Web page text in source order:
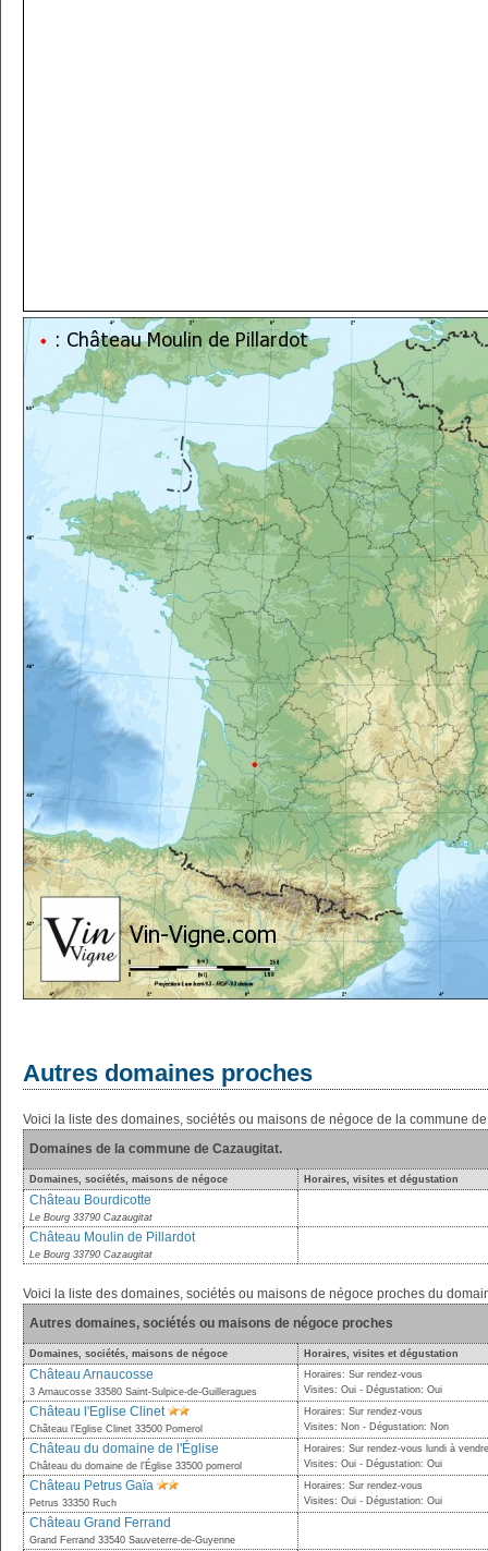
Autres domaines proches
Voici la liste des domaines, sociétés ou maisons de négoce de la commune
Domaines de la commune de Cazaugitat.
Domaines, sociétés, maisons de négoce Horaires, visites et dégustation
Château Bourdicotte
Le Bourg 33790 Cazaugitat
Château Moulin de Pillardot
Le Bourg 33790 Cazaugitat
Voici la liste des domaines, sociétés ou maisons de négoce proches du
Autres domaines, sociétés ou maisons de négoce proches
Domaines, sociétés, maisons de négoce Horaires, visites et dégustation
Château Arnaucosse
3 Arnaucosse 33580 Saint-Sulpice-de-Guilleragues
Horaires: Sur rendez-vous
Visites: Oui - Dégustation: Oui
Château l'Eglise Clinet
Château l'Eglise Clinet 33500 Pomerol
Horaires: Sur rendez-vous
Visites: Non - Dégustation: Non
Château du domaine de l'Église
Château du domaine de l'Église 33500 pomerol
Horaires: Sur rendez-vous lundi à
Visites: Oui - Dégustation: Oui
Château Petrus Gaïa
Petrus 33350 Ruch
Horaires: Sur rendez-vous
Visites: Oui - Dégustation: Oui
Château Grand Ferrand
Grand Ferrand 33540 Sauveterre-de-Guyenne